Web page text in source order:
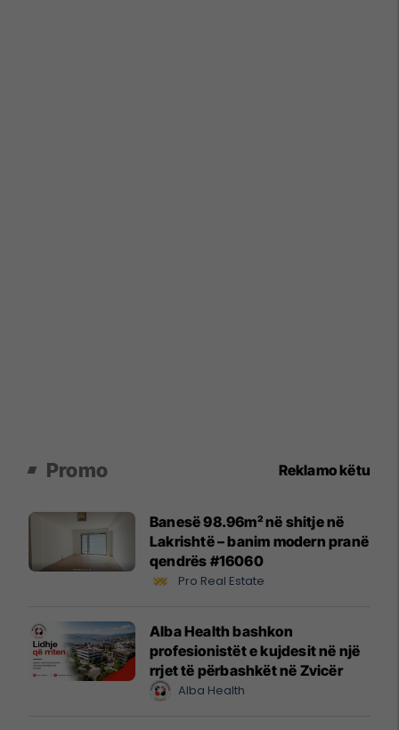
Promo Reklamo këtu
Banesë 98.96m² në shitje në
Lakrishtë – banim modern pranë
qendrës #16060
Pro Real Estate
Alba Health bashkon
profesionistët e kujdesit në një
rrjet të përbashkët në Zvicër
Alba Health